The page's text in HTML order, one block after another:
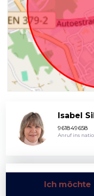
Isabel
961849658
Anruf ins
Ich